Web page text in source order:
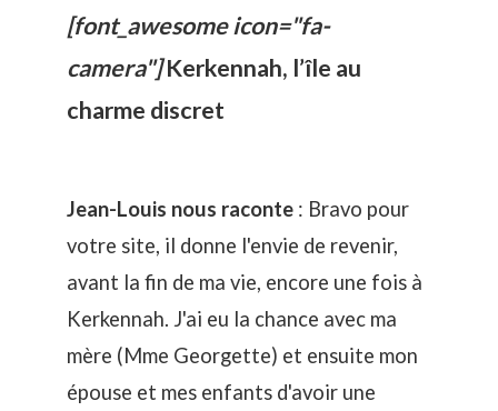
[font_awesome icon="fa-
camera"]Kerkennah, l’île au
charme discret
Jean-Louis nous raconte : Bravo pour
votre site, il donne l'envie de revenir,
avant la fin de ma vie, encore une fois à
Kerkennah. J'ai eu la chance avec ma
mère (Mme Georgette) et ensuite mon
épouse et mes enfants d'avoir une